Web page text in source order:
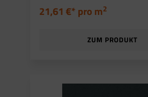
21,61 €* pro m2
ZUM PRODUKT